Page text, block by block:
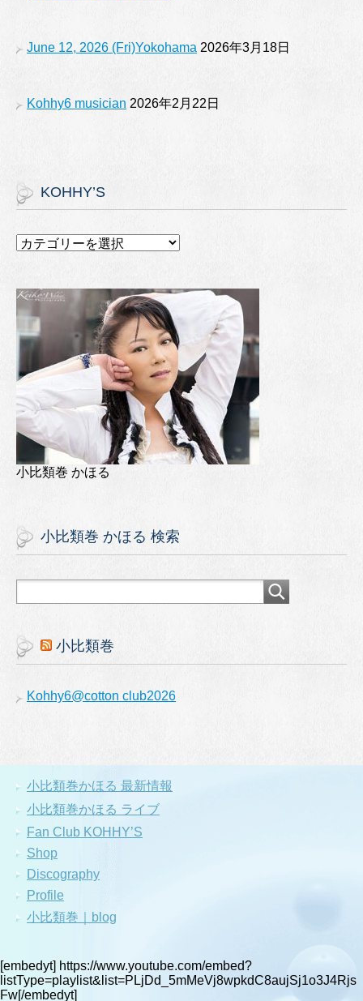
June 12, 2026 (Fri)Yokohama 2026年3月18日
Kohhy6 musician 2026年2月22日
KOHHY’S
小比類巻 かほる
小比類巻 かほる 検索
小比類巻
Kohhy6@cotton club2026
小比類巻かほる 最新情報
小比類巻かほる ライブ
Fan Club KOHHY’S
Shop
Discography
Profile
小比類巻｜blog
[embedyt] https://www.youtube.com/embed?
listType=playlist&list=PLjDd_5mMeVj8wpkdC8aujSj1o3J4Rjs
Fw[/embedyt]